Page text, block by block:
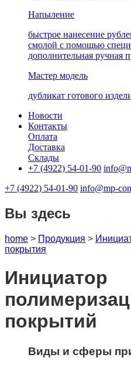
Напыление
быстрое нанесение
смолой с помощью
дополнительная ручная
Мастер модель
дубликат готового
Новости
Контакты
Оплата
Доставка
Склады
+7 (4922) 54-01-90
+7 (4922) 54-01-90 info@mp-
Вы здесь
home > Продукция >
покрытия
Инициатор
покрытий
Виды и сферы